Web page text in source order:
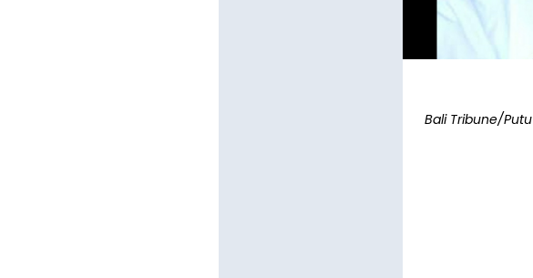
Bali Tribune/